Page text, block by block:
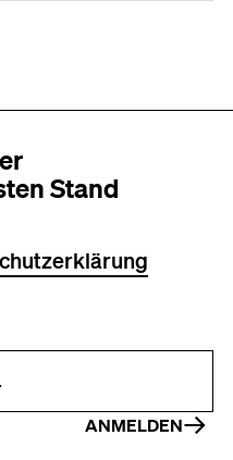
Stand
ANMELDEN